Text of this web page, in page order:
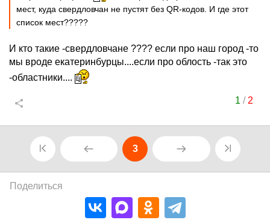
мест, куда свердловчан не пустят без QR-кодов. И где этот
список мест?????
И кто такие -свердловчане ???? если про наш город -то
мы вроде екатеринбурцы....если про облость -так это
-областники....
1 / 2
3
Поделиться